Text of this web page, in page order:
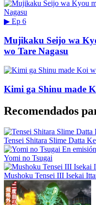
▶ Ep 6
Mujikaku Seijo wa
wo Tare Nagasu
Kimi ga Shinu made
Recomendados
Tensei Shitara Slime Datta
En emisión
Yomi no Tsugai
Mushoku Tensei III Isekai